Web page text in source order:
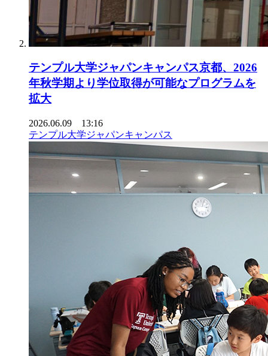
テンプル大学ジャパンキャンパス京都、2026
年秋学期より学位取得が可能なプログラムを
拡大
2026.06.09 13:16
テンプル大学ジャパンキャンパス